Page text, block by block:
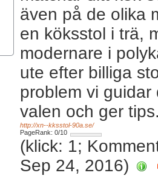
även på de olika
en köksstol i trä,
modernare i
ute efter billiga
problem vi
valen och ger
http://xn--kksstol-90a.se/
PageRank: 0/10
(klick: 1;
Sep 24, 2016)